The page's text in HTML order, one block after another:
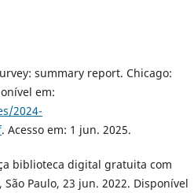
summary report. Chicago:
em:
2024-
. Acesso em: 1 jun. 2025.
biblioteca digital gratuita com
Paulo, 23 jun. 2022. Disponível